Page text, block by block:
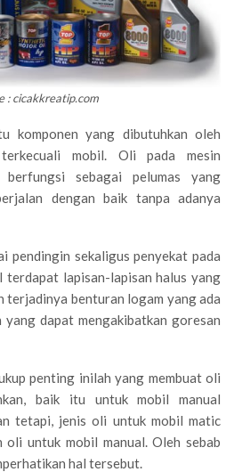
: cicakkreatip.com
komponen yang dibutuhkan oleh
mobil. Oli pada mesin
sebagai pelumas yang
dengan baik tanpa adanya
pendingin sekaligus penyekat pada
terdapat lapisan-lapisan halus yang
terjadinya benturan logam yang ada
yang dapat mengakibatkan goresan
penting inilah yang membuat oli
baik itu untuk mobil manual
tetapi, jenis oli untuk mobil matic
untuk mobil manual. Oleh sebab
hal tersebut.